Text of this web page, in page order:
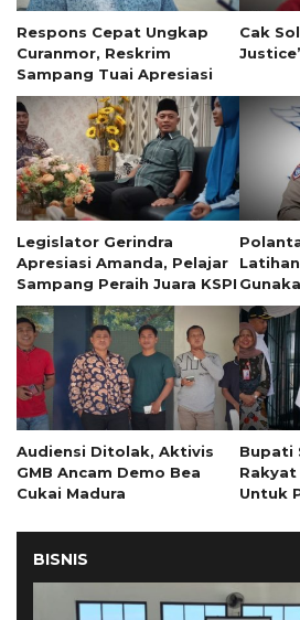
Respons Cepat Ungkap
Curanmor, Reskrim
Sampang Tuai Apresiasi
Cak
Legislator Gerindra
Apresiasi Amanda, Pelajar
Sampang Peraih Juara KSPI
Audiensi Ditolak, Aktivis
GMB Ancam Demo Bea
Cukai Madura
Bupati
Untuk
BISNIS